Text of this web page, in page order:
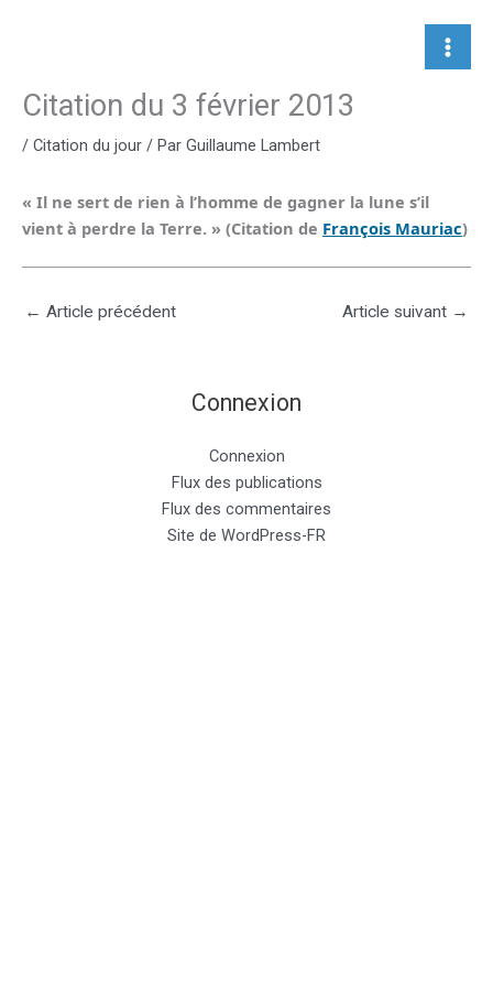
Citation du 3 février 2013
/ Citation du jour / Par Guillaume Lambert
« Il ne sert de rien à l’homme de gagner la lune s’il
vient à perdre la Terre. » (Citation de François Mauriac)
← Article précédent Article suivant →
Connexion
Connexion
Flux des publications
Flux des commentaires
Site de WordPress-FR